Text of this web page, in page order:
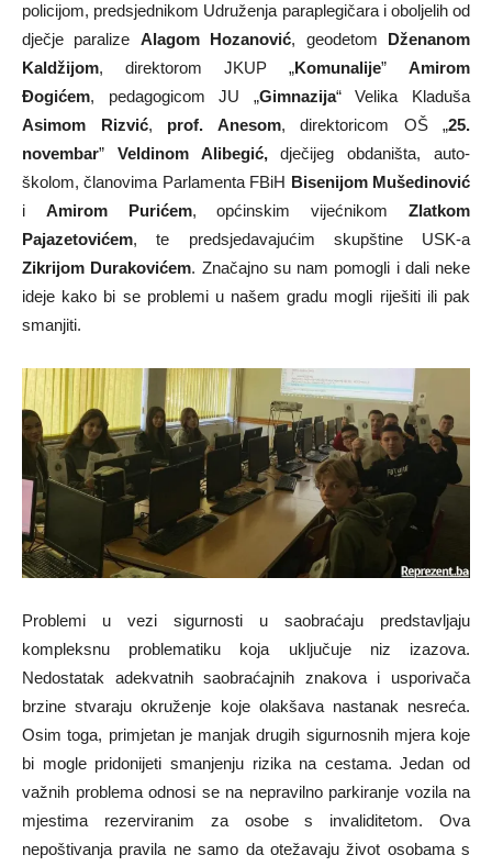
policijom, predsjednikom Udruženja paraplegičara i oboljelih od
dječje paralize Alagom Hozanović, geodetom Dženanom
Kaldžijom, direktorom JKUP „Komunalije” Amirom
Đogićem, pedagogicom JU „Gimnazija“ Velika Kladuša
Asimom Rizvić, prof. Anesom, direktoricom OŠ „25.
novembar” Veldinom Alibegić,dječijeg obdaništa, auto-
školom, članovima Parlamenta FBiH Bisenijom Mušedinović
i Amirom Purićem, općinskim vijećnikomZlatkom
Pajazetovićem, te predsjedavajućim skupštine USK-a
Zikrijom Durakovićem. Značajno su nam pomogli i dali neke
ideje kako bi se problemi u našem gradu mogli riješiti ili pak
smanjiti.
Problemi u vezi sigurnosti u saobraćaju predstavljaju
kompleksnu problematiku koja uključuje niz izazova.
Nedostatak adekvatnih saobraćajnih znakova i usporivača
brzine stvaraju okruženje koje olakšava nastanak nesreća.
Osim toga, primjetan je manjak drugih sigurnosnih mjera koje
bi mogle pridonijeti smanjenju rizika na cestama. Jedan od
važnih problema odnosi se na nepravilno parkiranje vozila na
mjestima rezerviranim za osobe s invaliditetom. Ova
nepoštivanja pravila ne samo da otežavaju život osobama s